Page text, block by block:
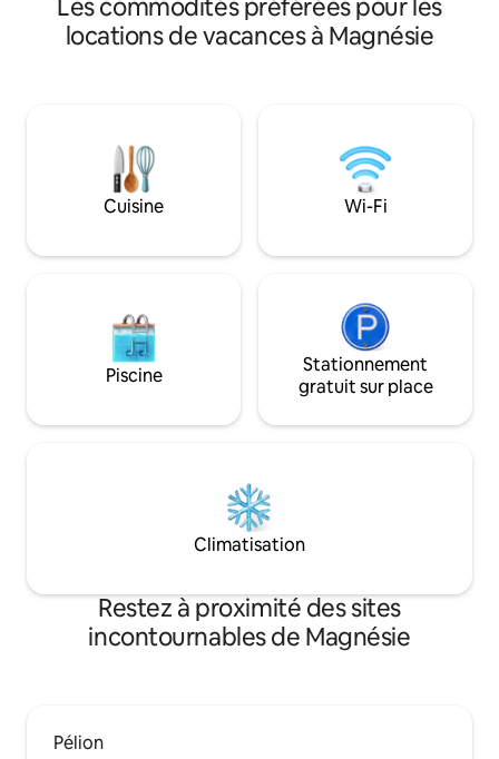
avec une vue imprenable sur la mer et
une cour arrière confortable et
construite de manière professionnelle
et magnifique, meublée et équipée. À
seulement 3 minutes à pied de
l'incroyable plage d'Agii Saranta.
avec une vision
promenez-vous
village de Milina,
re Happinest
le nom soit votre
Les commodités préférées pour les
locations de vacances à Magnésie
Cuisine Wi-Fi
Piscine
Stationnement
gratuit sur place
Climatisation
Restez à proximité des sites
incontournables de Magnésie
Pélion